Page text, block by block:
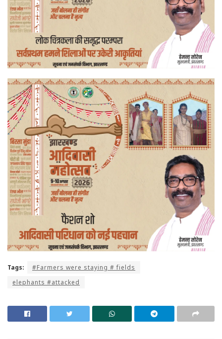
Tags:
#Farmers were staying # fields
elephants #attacked